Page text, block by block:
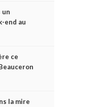
un
end au
Canada ?
ce
le
la mire